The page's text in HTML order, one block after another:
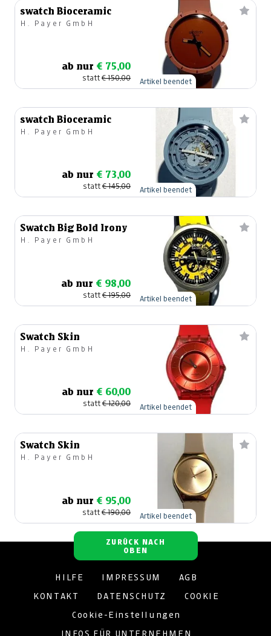
swatch Bioceramic
H. Payer GmbH
ab nur € 75,00
statt€ 150,00 Artikel beendet
swatch Bioceramic
H. Payer GmbH
ab nur € 73,00
statt€ 145,00 Artikel beendet
Swatch Big Bold Irony
H. Payer GmbH
ab nur € 98,00
statt€ 195,00 Artikel beendet
Swatch Skin
H. Payer GmbH
ab nur € 60,00
statt€ 120,00 Artikel beendet
Swatch Skin
H. Payer GmbH
ab nur € 95,00
statt€ 190,00 Artikel beendet
ZURÜCK NACH
OBEN
HILFE IMPRESSUM AGB
KONTAKT DATENSCHUTZ COOKIE
Cookie-Einstellungen
INFOS FÜR UNTERNEHMEN